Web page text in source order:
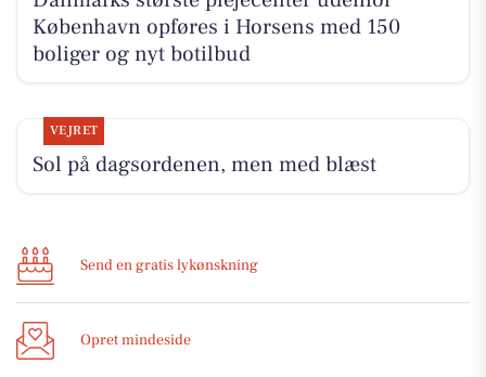
København opføres i Horsens med 150
boliger og nyt botilbud
VEJRET
Sol på dagsordenen, men med blæst
Send en gratis lykønskning
Opret mindeside